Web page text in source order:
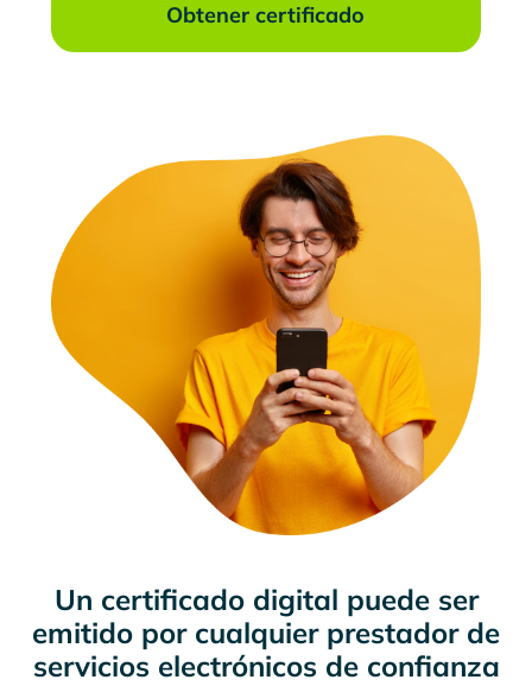
Obtener certificado
Un certificado digital puede ser
emitido por cualquier prestador de
servicios electrónicos de confianza